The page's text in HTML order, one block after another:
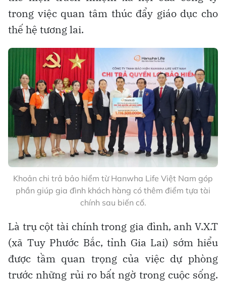
trong việc quan tâm thúc đẩy giáo dục cho
thế hệ tương lai.
Khoản chi trả bảo hiểm từ Hanwha Life Việt Nam góp
phần giúp gia đình khách hàng có thêm điểm tựa tài
chính sau biến cố.
Là trụ cột tài chính trong gia đình, anh V.X.T
(xã Tuy Phước Bắc, tỉnh Gia Lai) sớm hiểu
được tầm quan trọng của việc dự phòng
trước những rủi ro bất ngờ trong cuộc sống.